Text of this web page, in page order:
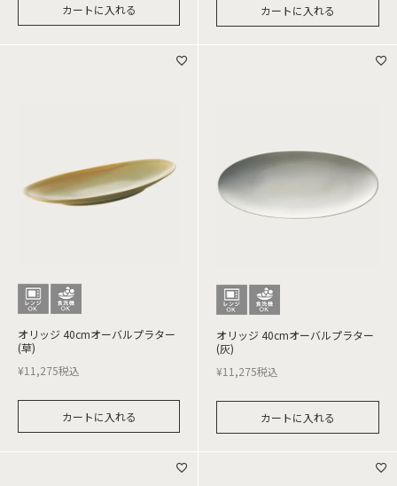
カートに入れる カートに入れる
オリッジ 40cmオーバルプラター
(草)
¥11,275税込
カートに入れる
オリッジ 40cmオーバルプラター
(灰)
¥11,275税込
カートに入れる